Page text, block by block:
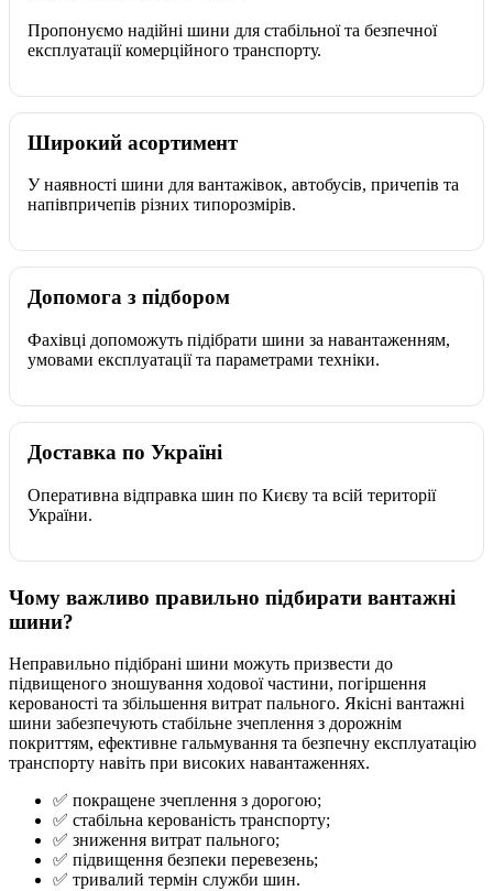
Пропонуємо надійні шини для стабільної та безпечної
експлуатації комерційного транспорту.
Широкий асортимент
У наявності шини для вантажівок, автобусів, причепів та
напівпричепів різних типорозмірів.
Допомога з підбором
Фахівці допоможуть підібрати шини за навантаженням,
умовами експлуатації та параметрами техніки.
Доставка по Україні
Оперативна відправка шин по Києву та всій території
України.
Чому важливо правильно підбирати вантажні
шини?
Неправильно підібрані шини можуть призвести до
підвищеного зношування ходової частини, погіршення
керованості та збільшення витрат пального. Якісні вантажні
шини забезпечують стабільне зчеплення з дорожнім
покриттям, ефективне гальмування та безпечну експлуатацію
транспорту навіть при високих навантаженнях.
✅ покращене зчеплення з дорогою;
✅ стабільна керованість транспорту;
✅ зниження витрат пального;
✅ підвищення безпеки перевезень;
✅ тривалий термін служби шин.